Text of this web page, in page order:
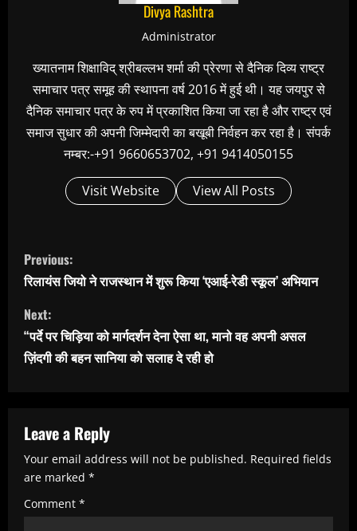
Divya Rashtra
Administrator
ख्यातनाम शिक्षाविद् श्रीबल्लभ शर्मा की प्रेरणा से दैनिक दिव्य राष्ट्र
समाचार पत्र समूह की स्थापना वर्ष 2016 में हुई थी। यह जयपुर से
दैनिक समाचार पत्र के रुप में प्रकाशित किया जा रहा है और राष्ट्र एवं
समाज सुधार की अपनी जिम्मेदारी का बखूबी निर्वहन कर रहा है। संपर्क
नम्बर:-+91 9660653702, +91 9414050155
Visit Website View All Posts
C
o
n
t
i
e
R
e
a
Previous:
रिलायंस जियो ने राजस्थान में शुरू किया ‘एआई-रेडी स्कूल’ अभियान
Next:
“पर्दे पर चिड़िया को मार्गदर्शन देना ऐसा था, मानो वह अपनी असल
ज़िंदगी की बहन सानिया को सलाह दे रही हो
Leave a Reply
Your email address will not be published. Required fields
are marked *
Comment *